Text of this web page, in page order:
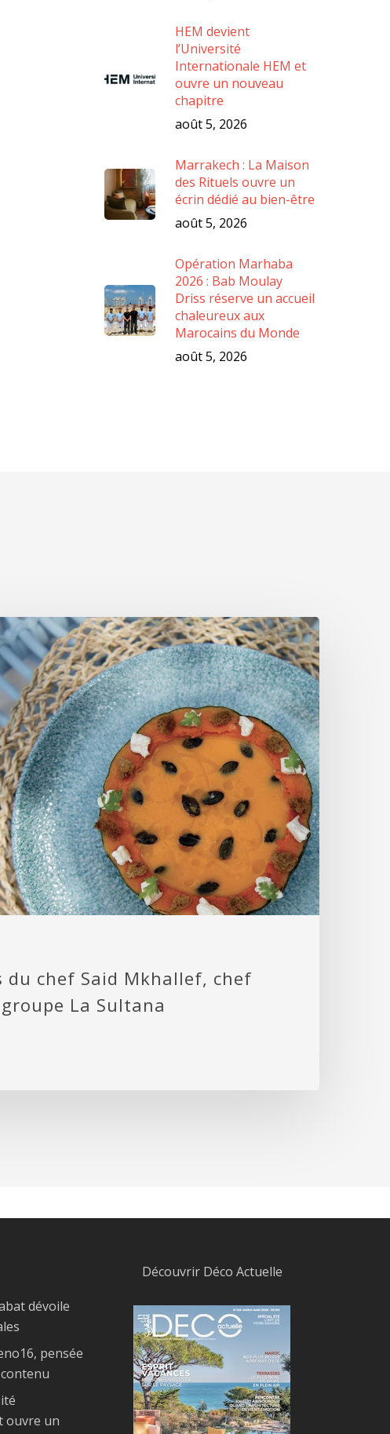
HEM devient
l’Université
Internationale HEM et
ouvre un nouveau
chapitre
août 5, 2026
Marrakech : La Maison
des Rituels ouvre un
écrin dédié au bien-être
août 5, 2026
Opération Marhaba
2026 : Bab Moulay
Driss réserve un accueil
chaleureux aux
Marocains du Monde
août 5, 2026
du chef Said Mkhallef, chef
La Sultana
dévoile
pensée
ouvre un
Découvrir Déco Actuelle